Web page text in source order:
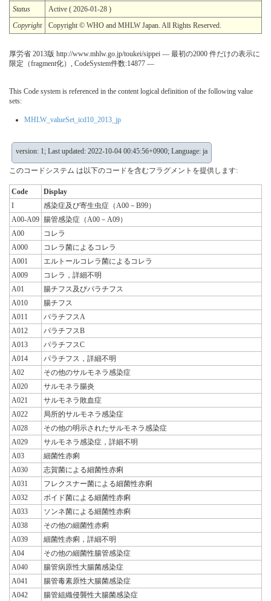
Status
Active ( 2026-01-28 )
Copyright
Copyright © WHO and MHLW Japan. All Rights Reserved.
厚労省 2013版 http://www.mhlw.go.jp/toukei/sippei — 最初の2000 件だけの表示に
限定（fragment化）, CodeSystem件数:14877 —
This Code system is referenced in the content logical definition of the following value
sets:
MHLW_valueSet_icd10_2013_jp
version: 1; Last updated: 2022-10-04 00:45:56+0900; Language: ja
このコードシステム は以下のコードを含むフラグメントを提供します:
Code
Display
I
感染症及び寄生虫症（A00－B99）
A00-A09 腸管感染症（A00－A09）
A00
コレラ
A000
コレラ菌によるコレラ
A001
エルトールコレラ菌によるコレラ
A009
コレラ，詳細不明
A01
腸チフス及びパラチフス
A010
腸チフス
A011
パラチフスA
A012
パラチフスB
A013
パラチフスC
A014
パラチフス，詳細不明
A02
その他のサルモネラ感染症
A020
サルモネラ腸炎
A021
サルモネラ敗血症
A022
局所的サルモネラ感染症
A028
その他の明示されたサルモネラ感染症
A029
サルモネラ感染症，詳細不明
A03
細菌性赤痢
A030
志賀菌による細菌性赤痢
A031
フレクスナー菌による細菌性赤痢
A032
ボイド菌による細菌性赤痢
A033
ソンネ菌による細菌性赤痢
A038
その他の細菌性赤痢
A039
細菌性赤痢，詳細不明
A04
その他の細菌性腸管感染症
A040
腸管病原性大腸菌感染症
A041
腸管毒素原性大腸菌感染症
A042
腸管組織侵襲性大腸菌感染症